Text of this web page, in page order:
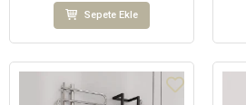
Sepete Ekle